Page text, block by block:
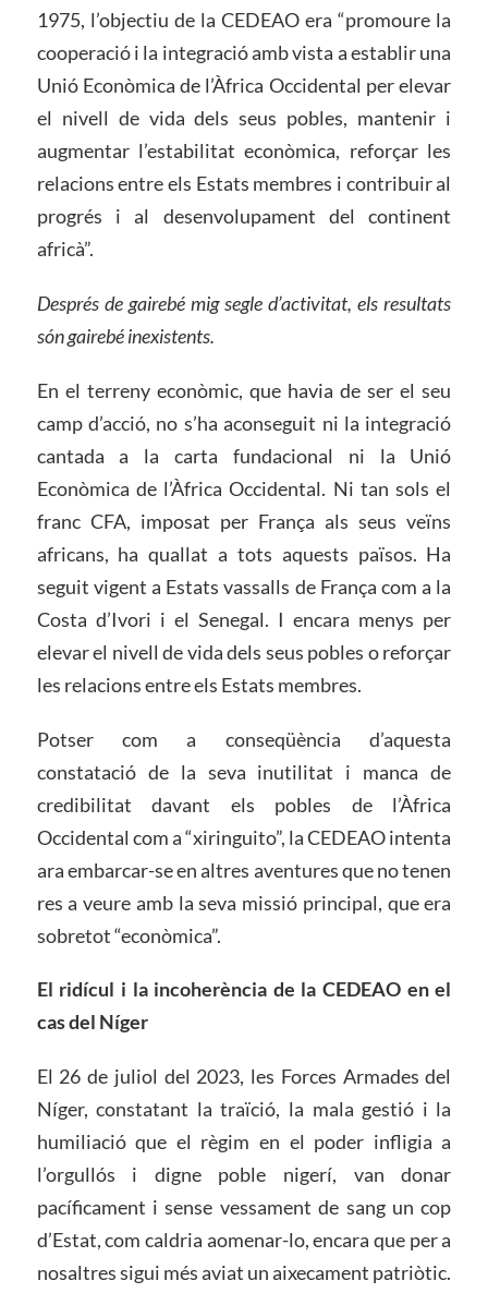
1975, l’objectiu de la CEDEAO era “promoure la
cooperació i la integració amb vista a establir una
Unió Econòmica de l’Àfrica Occidental per elevar
el nivell de vida dels seus pobles, mantenir i
augmentar l’estabilitat econòmica, reforçar les
relacions entre els Estats membres i contribuir al
progrés i al desenvolupament del continent
africà”.
Després de gairebé mig segle d’activitat, els resultats
són gairebé inexistents.
En el terreny econòmic, que havia de ser el seu
camp d’acció, no s’ha aconseguit ni la integració
cantada a la carta fundacional ni la Unió
Econòmica de l’Àfrica Occidental. Ni tan sols el
franc CFA, imposat per França als seus veïns
africans, ha quallat a tots aquests països. Ha
seguit vigent a Estats vassalls de França com a la
Costa d’Ivori i el Senegal. I encara menys per
elevar el nivell de vida dels seus pobles o reforçar
les relacions entre els Estats membres.
Potser com a conseqüència d’aquesta
constatació de la seva inutilitat i manca de
credibilitat davant els pobles de l’Àfrica
Occidental com a “xiringuito”, la CEDEAO intenta
ara embarcar-se en altres aventures que no tenen
res a veure amb la seva missió principal, que era
sobretot “econòmica”.
El ridícul i la incoherència de la CEDEAO en el
cas del Níger
El 26 de juliol del 2023, les Forces Armades del
Níger, constatant la traïció, la mala gestió i la
humiliació que el règim en el poder infligia a
l’orgullós i digne poble nigerí, van donar
pacíficament i sense vessament de sang un cop
d’Estat, com caldria aomenar-lo, encara que per a
nosaltres sigui més aviat un aixecament patriòtic.